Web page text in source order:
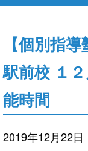
【個別指
駅前校 １
能時間
2019年12月22日